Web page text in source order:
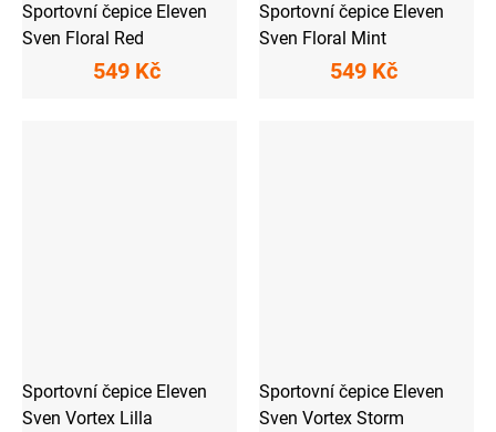
Sportovní čepice Eleven
Sven Floral Red
549 Kč
Sportovní čepice Eleven
Sven Floral Mint
549 Kč
Sportovní čepice Eleven
Sven Vortex Lilla
Sportovní čepice Eleven
Sven Vortex Storm